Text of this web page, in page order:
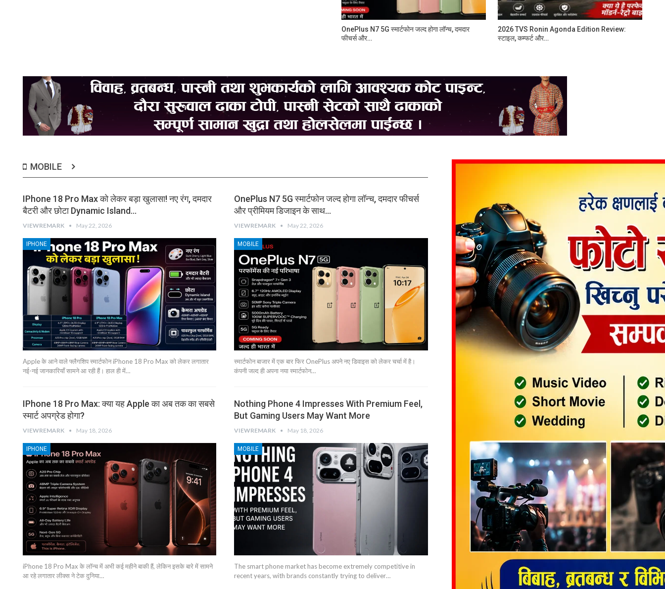
OnePlus N7 5G स्मार्टफोन जल्द होगा लॉन्च, दमदार
फीचर्स और…
2026 TVS Ronin Agonda Edition Review:
स्टाइल, कम्फर्ट और…
MOBILE
IPhone 18 Pro Max को लेकर बड़ा खुलासा! नए रंग, दमदार
बैटरी और छोटा Dynamic Island…
VIEWREMARK May 22, 2026
IPHONE
Apple के आने वाले फ्लैगशिप स्मार्टफोन iPhone 18 Pro Max को लेकर लगातार
नई-नई जानकारियाँ सामने आ रही हैं। हाल ही में…
OnePlus N7 5G स्मार्टफोन जल्द होगा लॉन्च, दमदार फीचर्स
और प्रीमियम डिजाइन के साथ…
VIEWREMARK May 22, 2026
MOBILE
स्मार्टफोन बाजार में एक बार फिर OnePlus अपने नए डिवाइस को लेकर चर्चा में है।
कंपनी जल्द ही अपना नया स्मार्टफोन…
IPhone 18 Pro Max: क्या यह Apple का अब तक का सबसे
स्मार्ट अपग्रेड होगा?
VIEWREMARK May 18, 2026
IPHONE
iPhone 18 Pro Max के लॉन्च में अभी कई महीने बाकी हैं, लेकिन इसके बारे में सामने
आ रहे लगातार लीक्स ने टेक दुनिया…
Nothing Phone 4 Impresses With Premium Feel,
But Gaming Users May Want More
VIEWREMARK May 18, 2026
MOBILE
The smart phone market has become extremely competitive in
recent years, with brands constantly trying to deliver…